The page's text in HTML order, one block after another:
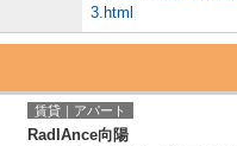
3.html
賃貸｜アパート
RadIAnce向陽